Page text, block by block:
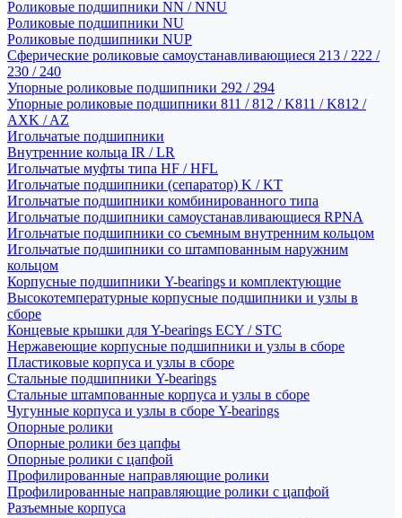
Роликовые подшипники NN / NNU
Роликовые подшипники NU
Роликовые подшипники NUP
Сферические роликовые самоустанавливающиеся 213 / 222 /
230 / 240
Упорные роликовые подшипники 292 / 294
Упорные роликовые подшипники 811 / 812 / K811 / K812 /
AXK / AZ
Игольчатые подшипники
Внутренние кольца IR / LR
Игольчатые муфты типа HF / HFL
Игольчатые подшипники (сепаратор) K / KT
Игольчатые подшипники комбинированного типа
Игольчатые подшипники самоустанавливающиеся RPNA
Игольчатые подшипники со съемным внутренним кольцом
Игольчатые подшипники со штампованным наружним
кольцом
Корпусные подшипники Y-bearings и комплектующие
Высокотемпературные корпусные подшипники и узлы в
сборе
Концевые крышки для Y-bearings ECY / STC
Нержавеющие корпусные подшипники и узлы в сборе
Пластиковые корпуса и узлы в сборе
Стальные подшипники Y-bearings
Стальные штампованные корпуса и узлы в сборе
Чугунные корпуса и узлы в сборе Y-bearings
Опорные ролики
Опорные ролики без цапфы
Опорные ролики с цапфой
Профилированные направляющие ролики
Профилированные направляющие ролики с цапфой
Разъемные корпуса